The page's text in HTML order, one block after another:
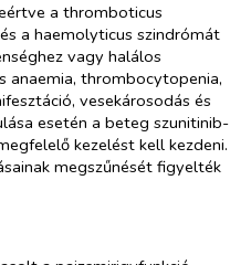
a thromboticus
a haemolyticus szindrómát
vagy halálos
anaemia, thrombocytopenia,
vesekárosodás és
esetén a beteg szunitinib-
kezelést kell kezdeni.
megszűnését figyelték